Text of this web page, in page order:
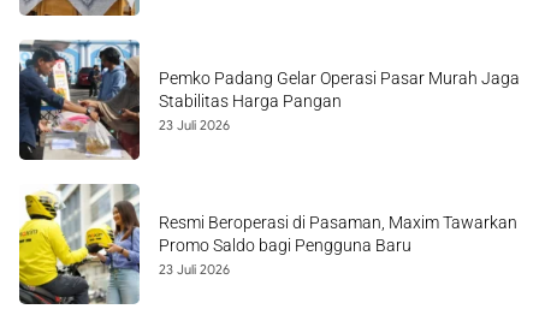
Pemko Padang Gelar Operasi Pasar Murah Jaga
Stabilitas Harga Pangan
23 Juli 2026
Resmi Beroperasi di Pasaman, Maxim Tawarkan
Promo Saldo bagi Pengguna Baru
23 Juli 2026